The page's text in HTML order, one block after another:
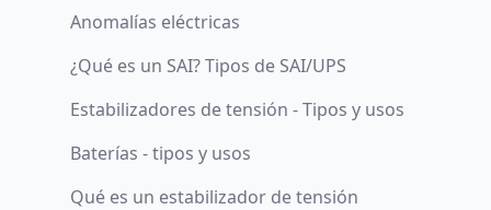
Anomalías eléctricas
¿Qué es un SAI? Tipos de SAI/UPS
Estabilizadores de tensión - Tipos y usos
Baterías - tipos y usos
Qué es un estabilizador de tensión